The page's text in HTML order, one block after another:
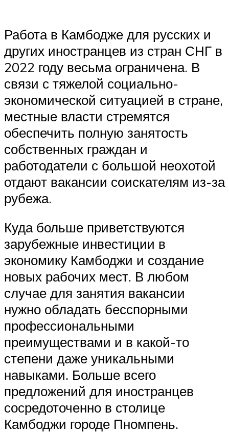
Работа в Камбодже для русских и
других иностранцев из стран СНГ в
2022 году весьма ограничена. В
связи с тяжелой социально-
экономической ситуацией в стране,
местные власти стремятся
обеспечить полную занятость
собственных граждан и
работодатели с большой неохотой
отдают вакансии соискателям из-за
рубежа.
Куда больше приветствуются
зарубежные инвестиции в
экономику Камбоджи и создание
новых рабочих мест. В любом
случае для занятия вакансии
нужно обладать бесспорными
профессиональными
преимуществами и в какой-то
степени даже уникальными
навыками. Больше всего
предложений для иностранцев
сосредоточенно в столице
Камбоджи городе Пномпень.